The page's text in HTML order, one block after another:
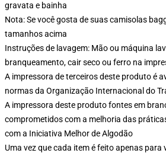
gravata e bainha
Nota: Se você gosta de suas camisolas
tamanhos acima
Instruções de lavagem: Mão ou máquina
branqueamento, cair seco ou ferro na
A impressora de terceiros deste produto é
normas da Organização Internacional do
A impressora deste produto fontes em
comprometidos com a melhoria das
com a Iniciativa Melhor de Algodão
Uma vez que cada item é feito apenas para